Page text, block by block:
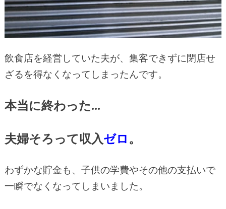
飲食店を経営していた夫が、集客できずに閉店せ
ざるを得なくなってしまったんです。
本当に終わった…
夫婦そろって収入ゼロ 。
わずかな貯金も、子供の学費やその他の支払いで
一瞬でなくなってしまいました。